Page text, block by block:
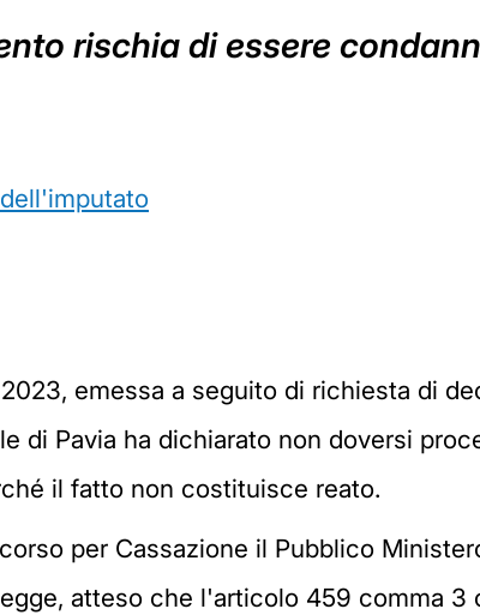
rischia di essere
emessa a seguito di richiesta di
di Pavia ha dichiarato non doversi
il fatto non costituisce reato.
per Cassazione il Pubblico
atteso che l'articolo 459 comma 3